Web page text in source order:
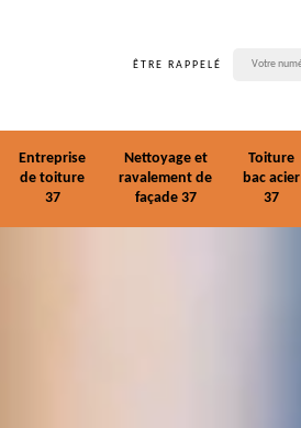
ÊTRE RAPPELÉ
Entreprise
de toiture
37
Nettoyage et
ravalement de
façade 37
Toiture
bac acier
37